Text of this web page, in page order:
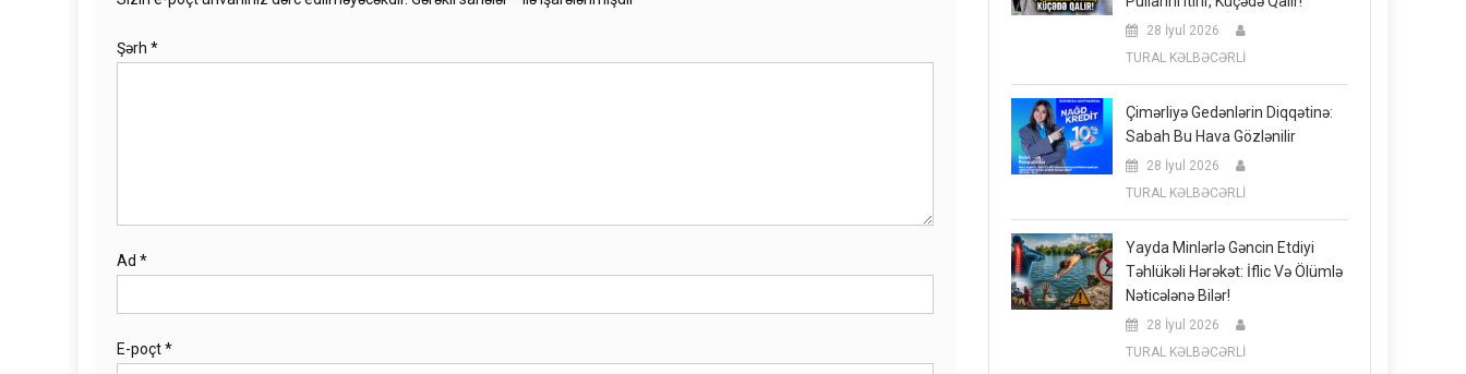
Şərh *
Ad *
E-poçt*
28 İyul 2026
TURAL KƏLBƏCƏRLİ
Çimərliyə Gedənlərin Diqqətinə:
Sabah Bu Hava Gözlənilir
28 İyul 2026
TURAL KƏLBƏCƏRLİ
Yayda Minlərlə Gəncin Etdiyi
Təhlükəli Hərəkət: İflic Və Ölümlə
Nəticələnə Bilər!
28 İyul 2026
TURAL KƏLBƏCƏRLİ